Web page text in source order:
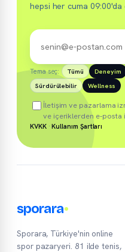
hepsi her cuma
Tema seç: Tümü Deneyim
Sürdürülebilir
Wellness
İletişim ve pazarlama
ve içeriklerden e-
KVKK·Kullanım Şartları
sporara
Sporara, Türkiye'nin online
spor pazaryeri. 81 ilde tenis,